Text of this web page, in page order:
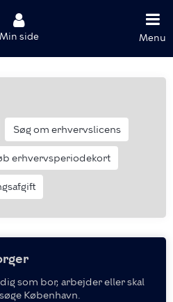
Min side Menu
som bor, arbejder eller skal
København.
Søg om erhvervslicens
erhvervsperiodekort